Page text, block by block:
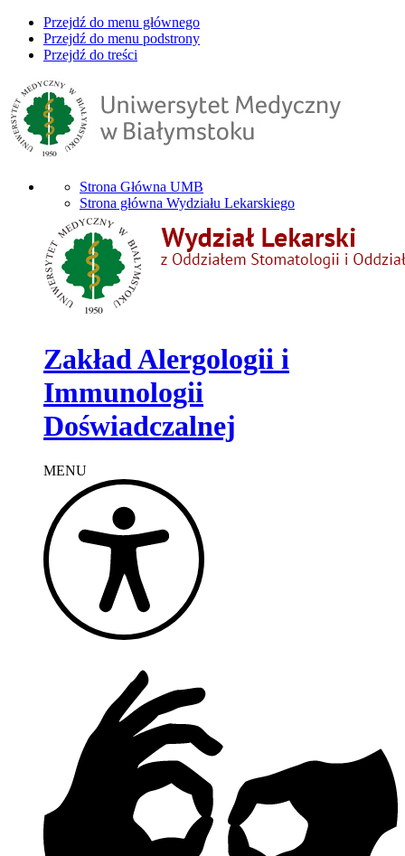
Przejdź do menu głównego
Przejdź do menu podstrony
Przejdź do treści
Strona Główna UMB
Strona główna Wydziału Lekarskiego
Zakład Alergologii i
Immunologii
Doświadczalnej
MENU